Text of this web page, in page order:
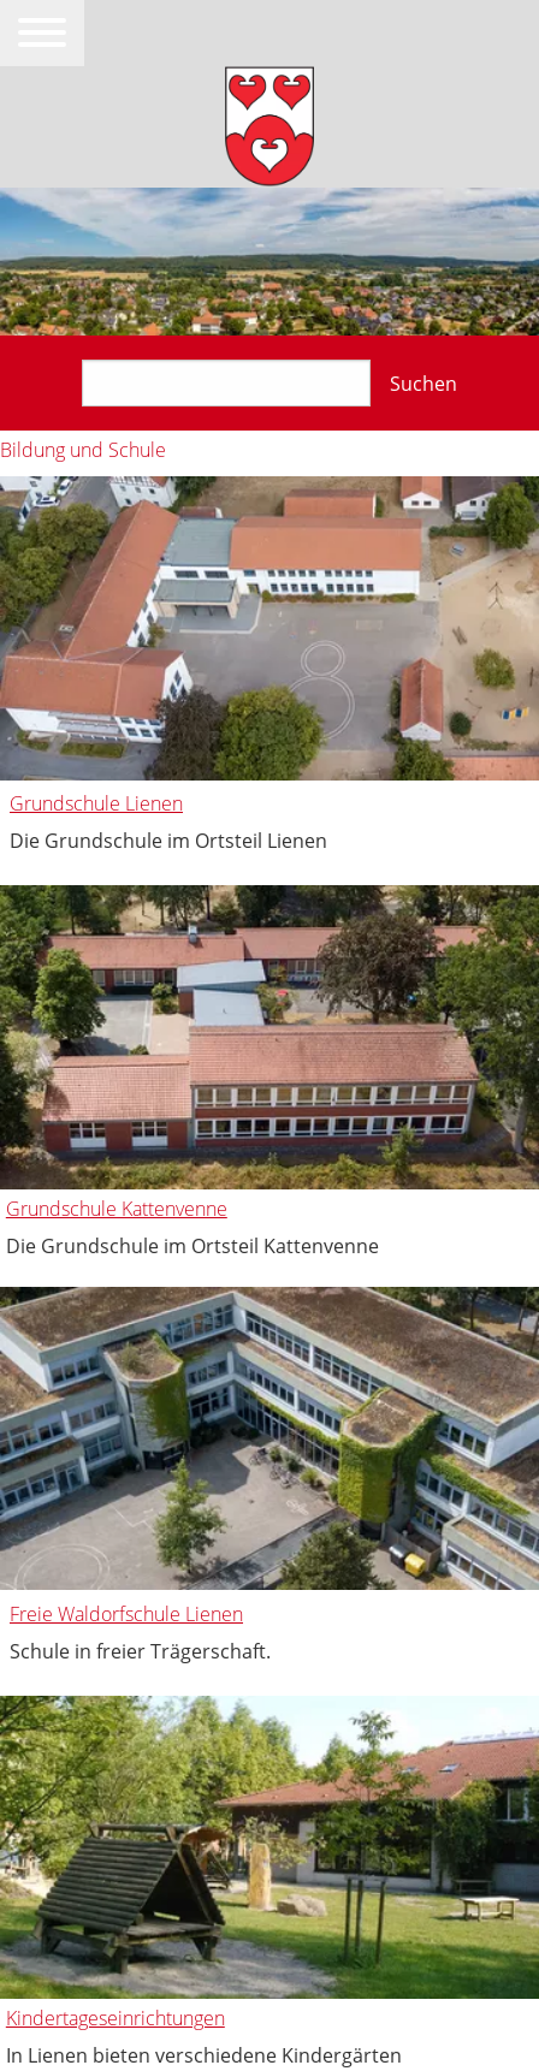
Suchen
Bildung und Schule
Grundschule Lienen
Die Grundschule im Ortsteil Lienen
Grundschule Kattenvenne
Die Grundschule im Ortsteil Kattenvenne
Freie Waldorfschule Lienen
Schule in freier Trägerschaft.
Kindertageseinrichtungen
In Lienen bieten verschiedene Kindergärten